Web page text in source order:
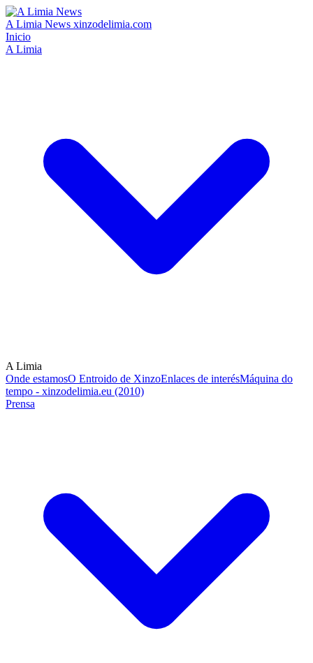
A Limia News xinzodelimia.com
Inicio
A Limia
A Limia
Onde estamosO Entroido de XinzoEnlaces de interésMáquina do
tempo - xinzodelimia.eu (2010)
Prensa